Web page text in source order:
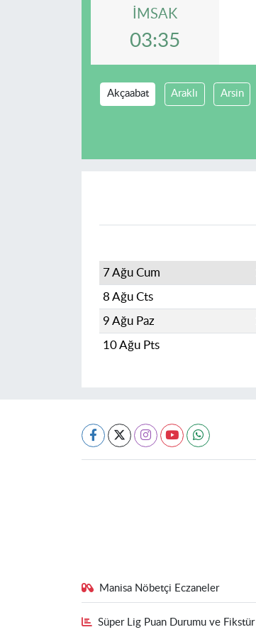
İMSAK
03:35
Akçaabat Araklı Arsin
7 Ağu Cum
8 Ağu Cts
9 Ağu Paz
10 Ağu Pts
Manisa Nöbetçi Eczaneler
Süper Lig Puan Durumu ve Fikstür